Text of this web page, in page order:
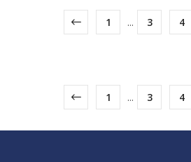
1 ... 3 4
1 ... 3 4